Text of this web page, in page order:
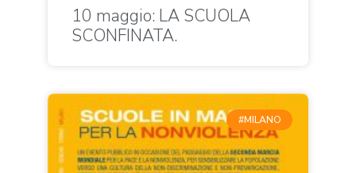
10 maggio: LA SCUOLA
SCONFINATA.
#MILANO